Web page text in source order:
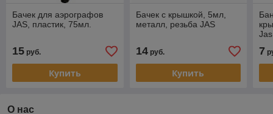
Бачек для аэрографов
JAS, пластик, 75мл.
15 руб.
Купить
Бачек с крышкой, 5мл,
металл, резьба JAS
14руб.
Купить
Jas
7
О нас